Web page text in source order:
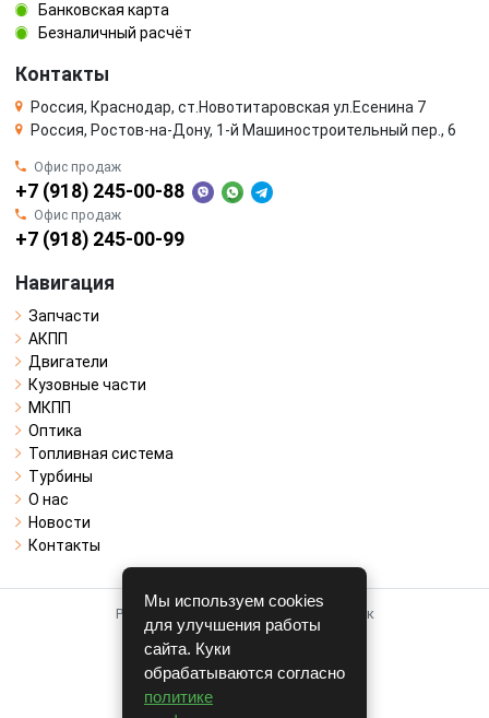
Банковская карта
Безналичный расчёт
Контакты
Россия, Краснодар, ст.Новотитаровская ул.Есенина 7
Россия, Ростов-на-Дону, 1-й Машиностроительный пер., 6
Офис продаж
+7 (918) 245-00-88
Офис продаж
+7 (918) 245-00-99
Навигация
Запчасти
АКПП
Двигатели
Кузовные части
МКПП
Оптика
Топливная система
Турбины
О нас
Новости
Контакты
Работает на системе для авторазборок
CARRO.БИЗНЕС
Полная версия
© COPYRIGHT 2026 г.
Мы используем cookies
для улучшения работы
сайта. Куки
обрабатываются согласно
политике